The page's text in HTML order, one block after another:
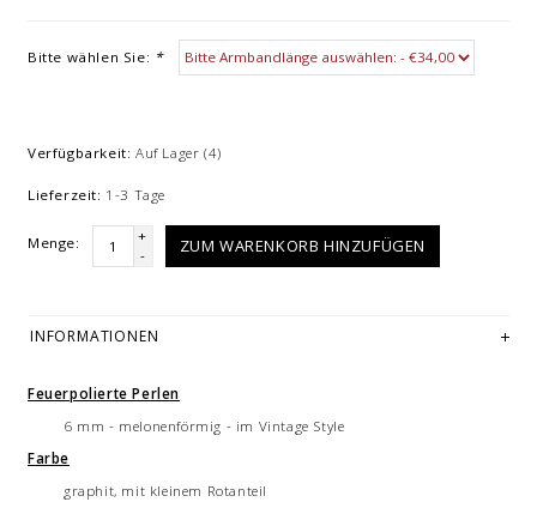
Bitte wählen Sie: *
Verfügbarkeit: Auf Lager(4)
Lieferzeit: 1-3 Tage
Menge:
+
-
ZUM WARENKORB HINZUFÜGEN
INFORMATIONEN
Feuerpolierte Perlen
6 mm - melonenförmig - im Vintage Style
Farbe
graphit, mit kleinem Rotanteil